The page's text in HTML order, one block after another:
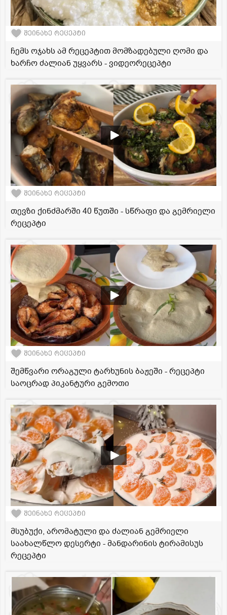
შეინახე რეცეპტი
ჩემს ოჯახს ამ რეცეპტით მომზადებული ღომი და
ხარჩო ძალიან უყვარს - ვიდეორეცეპტი
შეინახე რეცეპტი
თევზი ქინძმარში 40 წუთში - სწრაფი და გემრიელი
რეცეპტი
შეინახე რეცეპტი
შემწვარი ორაგული ტარხუნის ბაჟეში - რეცეპტი
საოცრად პიკანტური გემოთი
შეინახე რეცეპტი
მსუბუქი, არომატული და ძალიან გემრიელი
საახალწლო დესერტი - მანდარინის ტირამისუს
რეცეპტი